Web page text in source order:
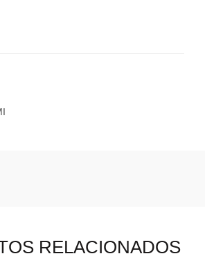
RELACIONADOS